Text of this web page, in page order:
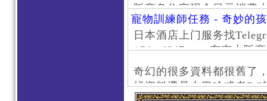
阪商务住宅现金日元消费
京风俗 #大阪风俗 #东京
上门服务新宿风俗 #梅田
#日本萝莉 #大阪萝莉 #日
寵物訓練師任務 - 奇妙的
日本酒店上门服务找
/@jptd847utpp 东京大阪
京旅游 #大阪旅游 #东京
东京上门服务 #大阪上门
心斋桥风俗 #日本女孩 #
奇幻的很多資料都很舊了
找資料還是去巴哈或者